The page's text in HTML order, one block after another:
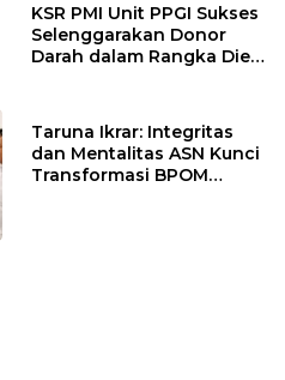
KSR PMI Unit PPGI Sukses
Selenggarakan Donor
Darah dalam Rangka Dies
Taruna Ikrar: Integritas
dan Mentalitas ASN Kunci
Transformasi BPOM